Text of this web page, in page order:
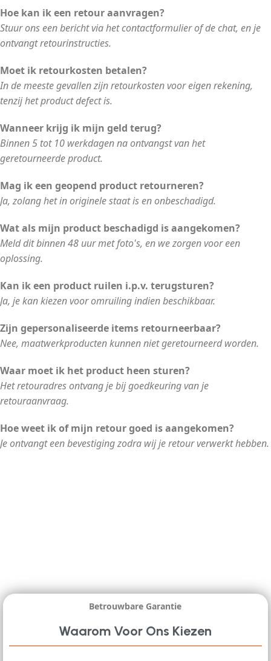
Hoe kan ik een retour aanvragen?
Stuur ons een bericht via het contactformulier of de chat, en je
ontvangt retourinstructies.
Moet ik retourkosten betalen?
In de meeste gevallen zijn retourkosten voor eigen rekening,
tenzij het product defect is.
Wanneer krijg ik mijn geld terug?
Binnen 5 tot 10 werkdagen na ontvangst van het
geretourneerde product.
Mag ik een geopend product retourneren?
Ja, zolang het in originele staat is en onbeschadigd.
Wat als mijn product beschadigd is aangekomen?
Meld dit binnen 48 uur met foto's, en we zorgen voor een
oplossing.
Kan ik een product ruilen i.p.v. terugsturen?
Ja, je kan kiezen voor omruiling indien beschikbaar.
Zijn gepersonaliseerde items retourneerbaar?
Nee, maatwerkproducten kunnen niet geretourneerd worden.
Waar moet ik het product heen sturen?
Het retouradres ontvang je bij goedkeuring van je
retouraanvraag.
Hoe weet ik of mijn retour goed is aangekomen?
Je ontvangt een bevestiging zodra wij je retour verwerkt hebben.
Betrouwbare Garantie
Waarom Voor Ons Kiezen